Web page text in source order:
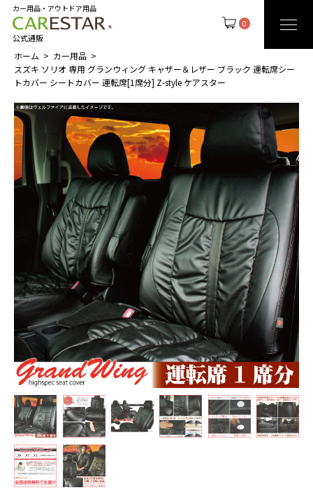
0
カー用品・アウトドア用品
公式通販
ホーム
カー用品
スズキ ソリオ 専用 グランウィング キャザー＆レザー ブラック 運転席シー
トカバー シートカバー 運転席[1席分] Z-style ケアスター